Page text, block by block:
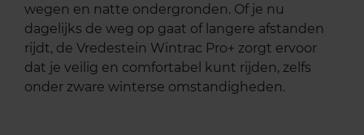
wegen en natte ondergronden. Of je nu
dagelijks de weg op gaat of langere afstanden
rijdt, de Vredestein Wintrac Pro+ zorgt ervoor
dat je veilig en comfortabel kunt rijden, zelfs
onder zware winterse omstandigheden.